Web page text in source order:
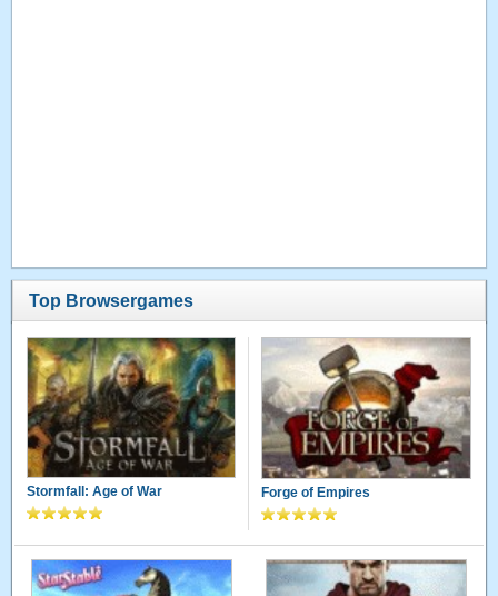
Top Browsergames
Stormfall: Age of War Forge of Empires